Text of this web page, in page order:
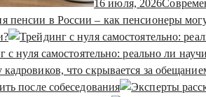
16 июля, 2026
с нуля самостоятельно: реально ли
после собеседования